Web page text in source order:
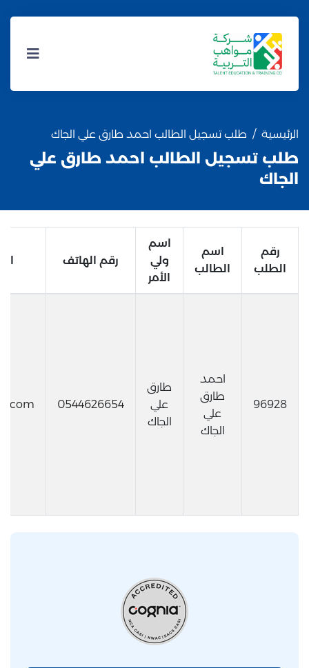
الرئيسية طلب تسجيل الطالب احمد طارق علي الجاك
طلب تسجيل الطالب احمد طارق علي
الجاك
رقم
الطلب
اسم
الطالب
اسم
ولي
الأمر
رقم الهاتف
96928
احمد
طارق
علي
الجاك
طارق
علي
الجاك
0544626654